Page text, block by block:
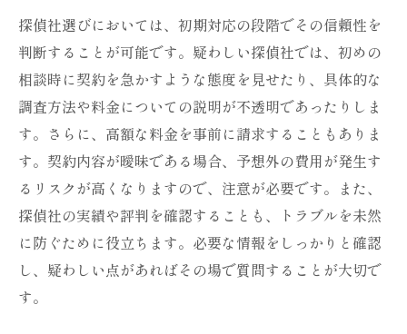
探偵社選びにおいては、初期対応の段階でその信頼性を
判断することが可能です。疑わしい探偵社では、初めの
相談時に契約を急かすような態度を見せたり、具体的な
調査方法や料金についての説明が不透明であったりしま
す。さらに、高額な料金を事前に請求することもありま
す。契約内容が曖昧である場合、予想外の費用が発生す
るリスクが高くなりますので、注意が必要です。また、
探偵社の実績や評判を確認することも、トラブルを未然
に防ぐために役立ちます。必要な情報をしっかりと確認
し、疑わしい点があればその場で質問することが大切で
す。